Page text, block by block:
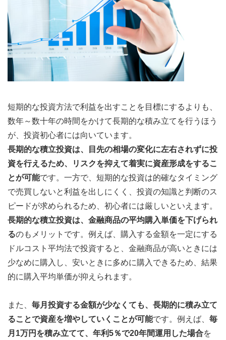
短期的な投資方法で利益を出すことを目標にするよりも、
数年～数十年の時間をかけて長期的な積み立てを行うほう
が、投資初心者には向いています。
長期的な積立投資は、目先の相場の変化に左右されずに投
資を行えるため、リスクを抑えて着実に資産形成をするこ
とが可能です。一方で、短期的な投資は的確なタイミング
で売買しないと利益を出しにくく、投資の知識と判断のス
ピードが求められるため、初心者には厳しいといえます。
長期的な積立投資は、金融商品の平均購入単価を下げられ
るのもメリットです。例えば、購入する金額を一定にする
ドルコスト平均法で投資すると、金融商品が高いときには
少なめに購入し、安いときに多めに購入できるため、結果
的に購入平均単価が抑えられます。
また、 毎月投資する金額が少なくても、長期的に積み立て
ることで資産を増やしていくことが可能です。例えば、 毎
月1万円を積み立てて、年利5％で20年間運用した場合を